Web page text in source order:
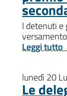
I detenuti e
Leggi
lunedì 20
Le